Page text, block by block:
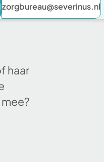
zorgbureau@severinus.nl
haar